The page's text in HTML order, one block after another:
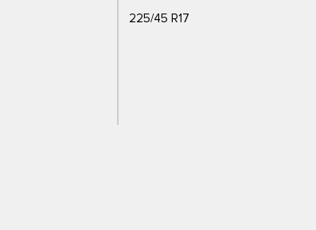
225/45 R17